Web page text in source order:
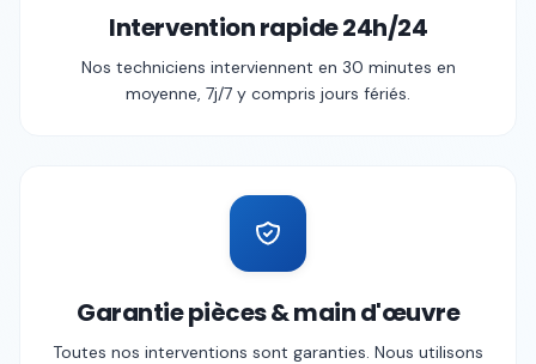
Intervention rapide 24h/24
Nos techniciens interviennent en 30 minutes en
moyenne, 7j/7 y compris jours fériés.
Garantie pièces & main d'œuvre
Toutes nos interventions sont garanties. Nous utilisons